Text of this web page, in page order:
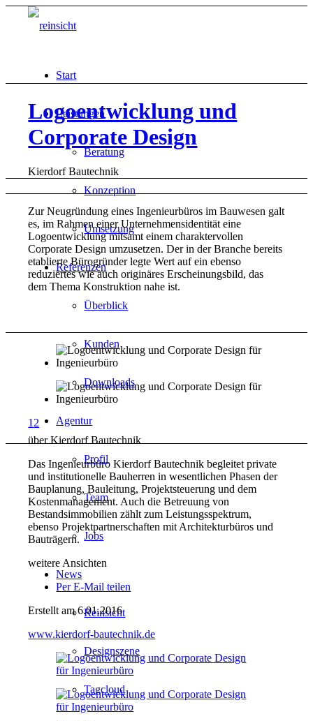
Start
Leistungen
Beratung
Konzeption
Umsetzung
Referenzen
Überblick
Kunden
Downloads
Agentur
Profil
Team
Jobs
News
Reinsicht
Designszene
Tagcloud
Logoentwicklung und
Corporate Design
Kierdorf Bautechnik
Zur Neugründung eines Ingenieurbüros im Bauwesen galt
es, im Rahmen einer Unternehmensidentität eine
Logoentwicklung mitsamt einem charaktervollen
Corporate Design umzusetzen. Der in der Branche bereits
etablierte Bürogründer legte Wert auf ein ebenso
reduziertes wie auch originäres Erscheinungsbild, das
dem Thema Konstruktion nahe ist.
1 2
über Kierdorf Bautechnik
Das Ingenieurbüro Kierdorf Bautechnik begleitet private
und institutionelle Bauherren in wesentlichen Phasen der
Bauplanung, Bauleitung, Projektsteuerung und dem
Kostenmanagement. Auch die Betreuung von
Bestandsimmobilien zählt zum Leistungsspektrum,
ebenso Projektpartnerschaften mit Architekturbüros und
Bauträgern.
weitere Ansichten
Per E-Mail teilen
Erstellt am 6.01.2016
www.kierdorf-bautechnik.de